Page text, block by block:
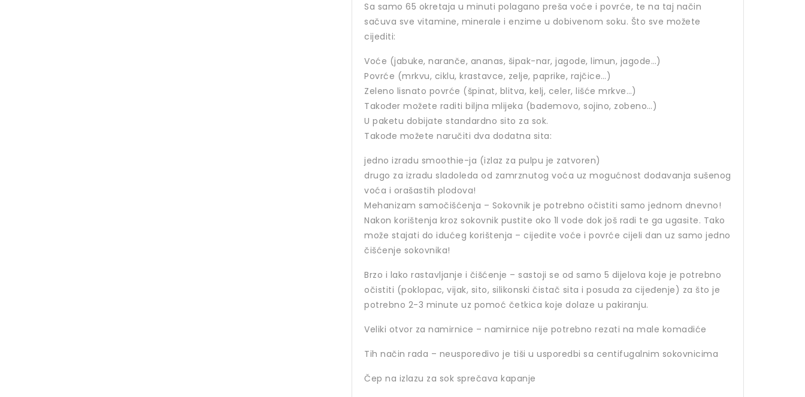
Sa samo 65 okretaja u minuti polagano preša voće i povrće, te na taj način
sačuva sve vitamine, minerale i enzime u dobivenom soku. Što sve možete
cijediti:
Voće (jabuke, naranče, ananas, šipak-nar, jagode, limun, jagode…)
Povrće (mrkvu, ciklu, krastavce, zelje, paprike, rajčice…)
Zeleno lisnato povrće (špinat, blitva, kelj, celer, lišće mrkve…)
Također možete raditi biljna mlijeka (bademovo, sojino, zobeno…)
U paketu dobijate standardno sito za sok.
Takođe možete naručiti dva dodatna sita:
jedno izradu smoothie-ja (izlaz za pulpu je zatvoren)
drugo za izradu sladoleda od zamrznutog voća uz mogućnost dodavanja sušenog
voća i orašastih plodova!
Mehanizam samočišćenja – Sokovnik je potrebno očistiti samo jednom dnevno!
Nakon korištenja kroz sokovnik pustite oko 1l vode dok još radi te ga ugasite. Tako
može stajati do idućeg korištenja – cijedite voće i povrće cijeli dan uz samo jedno
čišćenje sokovnika!
Brzo i lako rastavljanje i čišćenje – sastoji se od samo 5 dijelova koje je potrebno
očistiti (poklopac, vijak, sito, silikonski čistač sita i posuda za cijeđenje) za što je
potrebno 2-3 minute uz pomoć četkica koje dolaze u pakiranju.
Veliki otvor za namirnice – namirnice nije potrebno rezati na male komadiće
Tih način rada – neusporedivo je tiši u usporedbi sa centifugalnim sokovnicima
Čep na izlazu za sok sprečava kapanje